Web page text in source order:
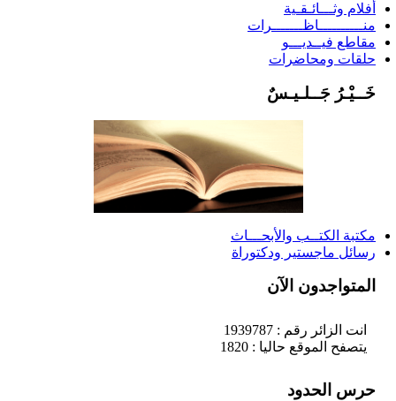
أفلام وثـــائـقـية
منــــــــــاظـــــــرات
مقاطع فيــديـــو
حلقات ومحاضرات
خَــيْـرُ جَــلـيـسٌ
مكتبة الكتــب والأبحـــاث
رسائل ماجستير ودكتوراة
المتواجدون الآن
انت الزائر رقم : 1939787
يتصفح الموقع حاليا : 1820
حرس الحدود